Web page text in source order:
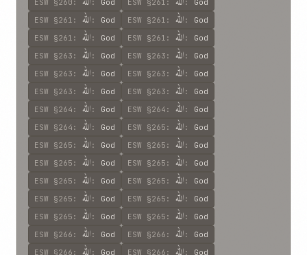
ESW §260 : : God ESW §261 : : God
ESW §261 : اللّه : God ESW §261 : اللّه : God
ESW §261 : اللّه : God ESW §261 : اللّه : God
ESW §263 : اللّه : God ESW §263 : اللّه : God
ESW §263 : اللّه : God ESW §263 : اللّه : God
ESW §263 : اللّه : God ESW §263 : اللّه : God
ESW §264 : اللّه : God ESW §264 : اللّه : God
ESW §264 : اللّه : God ESW §265 : اللّه : God
ESW §265 : اللّه : God ESW §265 : اللّه : God
ESW §265 : اللّه : God ESW §265 : اللّه : God
ESW §265 : اللّه : God ESW §265 : اللّه : God
ESW §265 : اللّه : God ESW §265 : اللّه : God
ESW §265 : اللّه : God ESW §265 : اللّه : God
ESW §266 : اللّه : God ESW §266 : اللّه : God
ESW §266 : : God ESW §266 : : God